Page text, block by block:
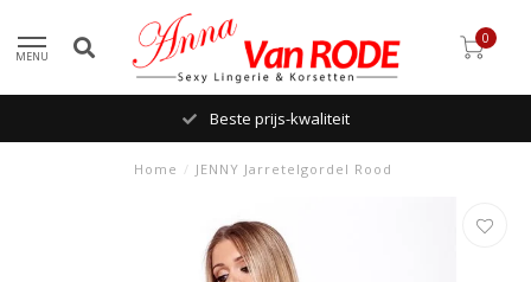
MENU
0
Beste prijs-kwaliteit
Home / JENNY Jarretelgordel Rood